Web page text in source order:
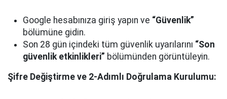
Google hesabınıza giriş yapın ve “Güvenlik”
bölümüne gidin.
Son 28 gün içindeki tüm güvenlik uyarılarını “Son
güvenlik etkinlikleri” bölümünden görüntüleyin.
Şifre Değiştirme ve 2-Adımlı Doğrulama Kurulumu: